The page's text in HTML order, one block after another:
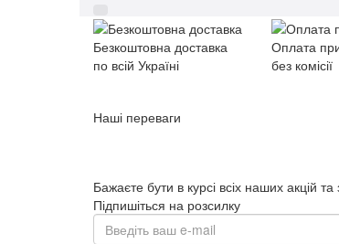
Безкоштовна доставка
по всій Україні
Оплата
без комісії
Наші переваги
Бажаєте бути в курсі всіх наших акцій
Підпишіться на розсилку